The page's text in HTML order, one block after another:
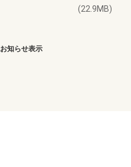
(22.9MB)
お知らせ表示